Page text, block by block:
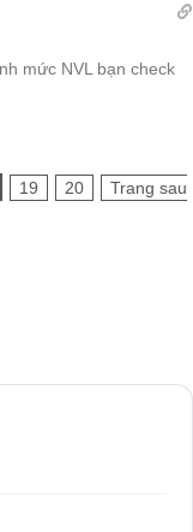
mức NVL bạn check
19 20 Trang sau